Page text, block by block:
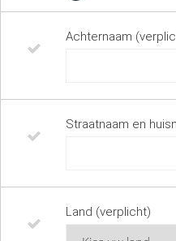
Achternaam
Straatnaam en
Land (verplicht)